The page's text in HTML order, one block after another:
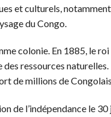
et culturels,
du Congo.
colonie. En 1885, le roi
ressources naturelles.
de millions de
de l’indépendance le 30